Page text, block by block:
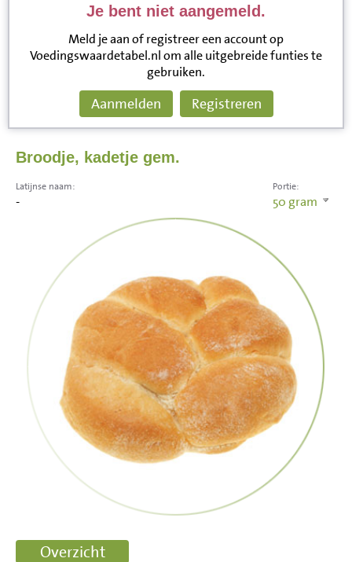
Je bent niet aangemeld.
Meld je aan of registreer een account op
Voedingswaardetabel.nl om alle uitgebreide funties te
gebruiken.
Aanmelden Registreren
Broodje, kadetje gem.
Portie:
50 gram
Latijnse naam:
-